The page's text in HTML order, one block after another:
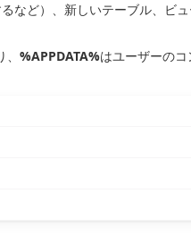
など）、新しいテーブル、ビ
%APPDATA%はユーザーの